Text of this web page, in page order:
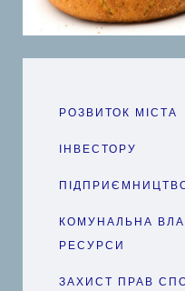
РОЗВИТОК МІСТА
ІНВЕСТОРУ
КОМУНАЛЬНА
РЕСУРСИ
ЗАХИСТ ПРАВ